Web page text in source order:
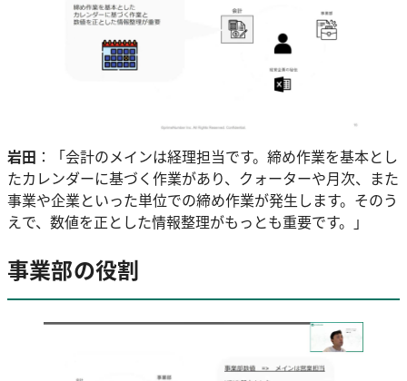
岩田 ：「会計のメインは経理担当です。締め作業を基本とし
たカレンダーに基づく作業があり、クォーターや月次、また
事業や企業といった単位での締め作業が発生します。そのう
えで、数値を正とした情報整理がもっとも重要です。」
事業部の役割